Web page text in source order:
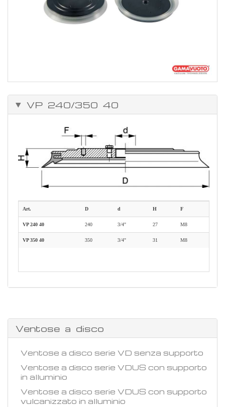
VP 240/350 40
Art. D d H F
VP 240 40 240 3/4" 27 M8
VP 350 40 350 3/4" 31 M8
Ventose a disco
Ventose a disco serie VD senza supporto
Ventose a disco serie VDUS con supporto
in alluminio
Ventose a disco serie VDUS con supporto
vulcanizzato in alluminio